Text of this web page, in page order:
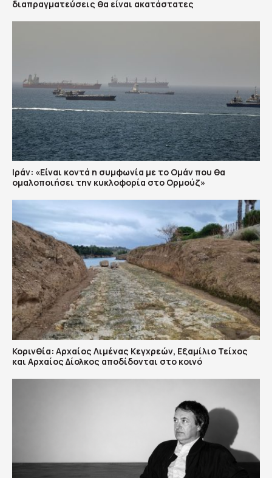
διαπραγματεύσεις θα είναι ακατάστατες
Ιράν: «Είναι κοντά η συμφωνία με το Ομάν που θα
ομαλοποιήσει την κυκλοφορία στο Ορμούζ»
Κορινθία: Αρχαίος Λιμένας Κεγχρεών, Εξαμίλιο Τείχος
και Aρχαίος Δίολκος αποδίδονται στο κοινό